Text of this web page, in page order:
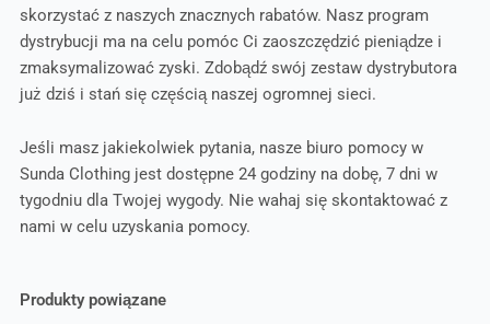
skorzystać z naszych znacznych rabatów. Nasz program
dystrybucji ma na celu pomóc Ci zaoszczędzić pieniądze i
zmaksymalizować zyski. Zdobądź swój zestaw dystrybutora
już dziś i stań się częścią naszej ogromnej sieci.
Jeśli masz jakiekolwiek pytania, nasze biuro pomocy w
Sunda Clothing jest dostępne 24 godziny na dobę, 7 dni w
tygodniu dla Twojej wygody. Nie wahaj się skontaktować z
nami w celu uzyskania pomocy.
Produkty powiązane